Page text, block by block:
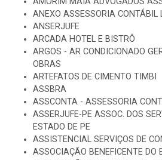
ANEXO ASSESSORIA CONTÁBIL
ANSERJUFE
ARCADA HOTEL E BISTRÔ
ARGOS - AR CONDICIONADO
OBRAS
ARTEFATOS DE CIMENTO TIMBI
ASSBRA
ASSCONTA - ASSESSORIA
ASSERJUFE-PE ASSOC. DOS
ESTADO DE PE
ASSISTENCIAL SERVIÇOS DE
ASSOCIAÇÃO BENEFICENTE DO